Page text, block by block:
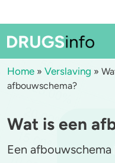
Bekijk alle drugs
Cannabis
XTC / MDMA
Aantoonbaarheid
Home » Verslaving »
afbouwschema?
Wat is een
Een